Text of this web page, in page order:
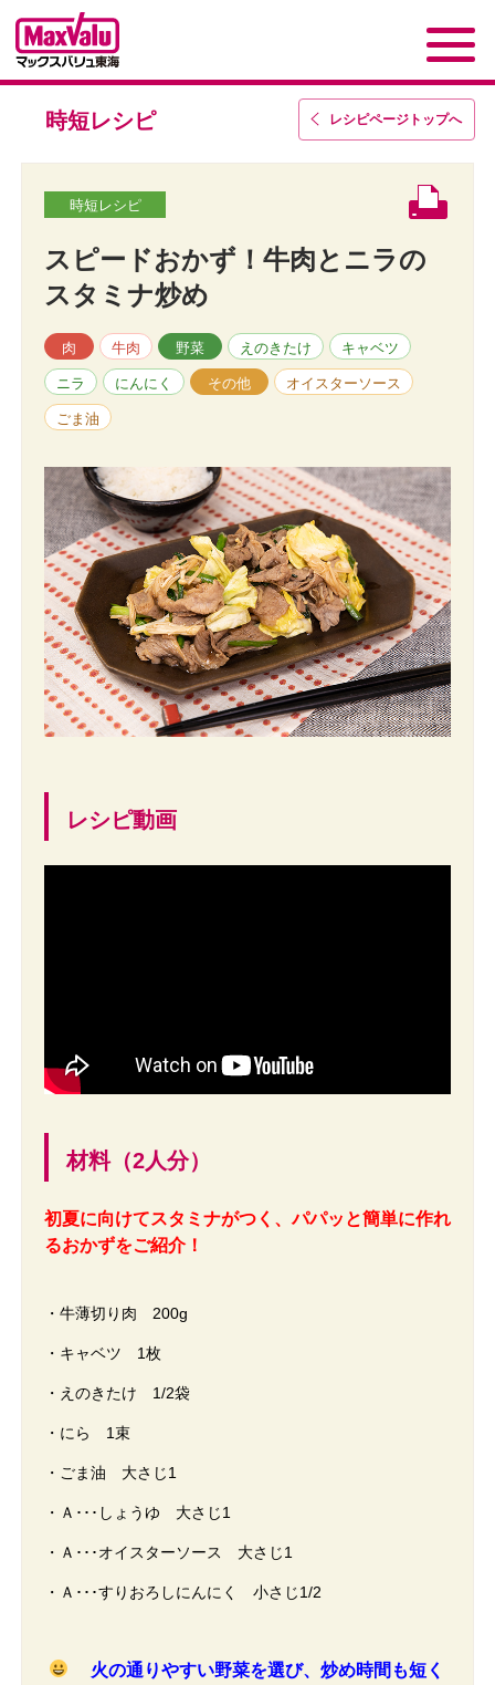
レシピページトップへ
時短レシピ
時短レシピ
スピードおかず！牛肉とニラの
スタミナ炒め
肉 牛肉 野菜 えのきたけ キャベツ
ニラ にんにく その他 オイスターソース
ごま油
レシピ動画
材料（2人分）
初夏に向けてスタミナがつく、パパッと簡単に作れ
るおかずをご紹介！
・牛薄切り肉 200g
・キャベツ 1枚
・えのきたけ 1/2袋
・にら 1束
・ごま油 大さじ1
・Ａ･･･しょうゆ 大さじ1
・Ａ･･･オイスターソース 大さじ1
・Ａ･･･すりおろしにんにく 小さじ1/2
火の通りやすい野菜を選び、炒め時間も短く